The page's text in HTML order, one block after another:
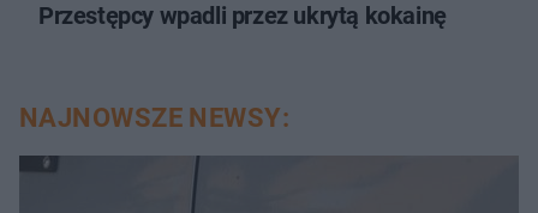
Przestępcy wpadli przez ukrytą kokainę
NAJNOWSZE NEWSY: